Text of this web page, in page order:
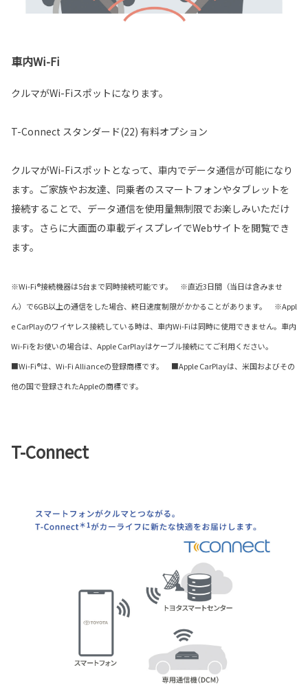
車内Wi-Fi
クルマがWi-Fiスポットになります。
T-Connect スタンダード(22) 有料オプション
クルマがWi-Fiスポットとなって、車内でデータ通信が可能になり
ます。ご家族やお友達、同乗者のスマートフォンやタブレットを
接続することで、データ通信を使用量無制限でお楽しみいただけ
ます。さらに大画面の車載ディスプレイでWebサイトを閲覧でき
ます。
※Wi-Fi®接続機器は5台まで同時接続可能です。 ※直近3日間（当日は含みませ
ん）で6GB以上の通信をした場合、終日速度制限がかかることがあります。 ※Appl
e CarPlayのワイヤレス接続している時は、車内Wi-Fiは同時に使用できません。車内
Wi-Fiをお使いの場合は、Apple CarPlayはケーブル接続にてご利用ください。
■Wi-Fi®は、Wi-Fi Allianceの登録商標です。 ■Apple CarPlayは、米国およびその
他の国で登録されたAppleの商標です。
T-Connect